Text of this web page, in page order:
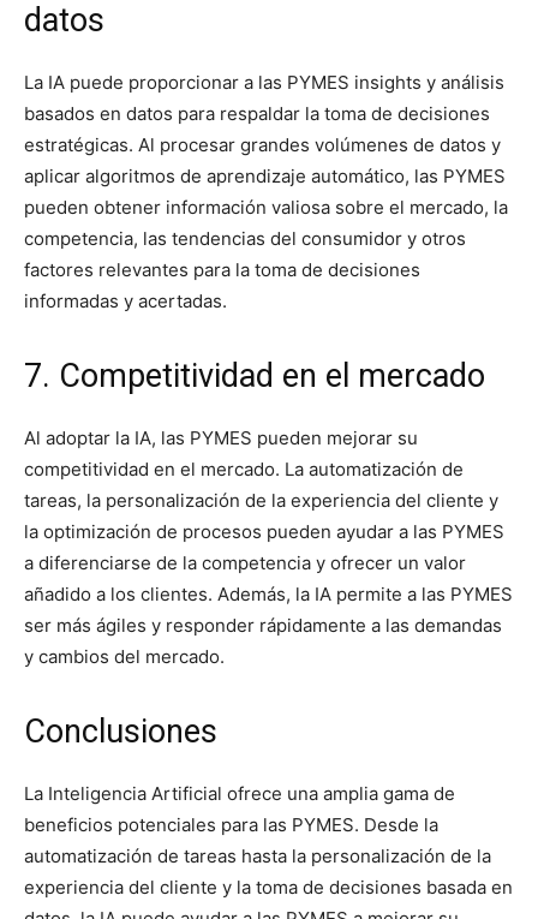
datos
La IA puede proporcionar a las PYMES insights y análisis
basados en datos para respaldar la toma de decisiones
estratégicas. Al procesar grandes volúmenes de datos y
aplicar algoritmos de aprendizaje automático, las PYMES
pueden obtener información valiosa sobre el mercado, la
competencia, las tendencias del consumidor y otros
factores relevantes para la toma de decisiones
informadas y acertadas.
7. Competitividad en el mercado
Al adoptar la IA, las PYMES pueden mejorar su
competitividad en el mercado. La automatización de
tareas, la personalización de la experiencia del cliente y
la optimización de procesos pueden ayudar a las PYMES
a diferenciarse de la competencia y ofrecer un valor
añadido a los clientes. Además, la IA permite a las PYMES
ser más ágiles y responder rápidamente a las demandas
y cambios del mercado.
Conclusiones
La Inteligencia Artificial ofrece una amplia gama de
beneficios potenciales para las PYMES. Desde la
automatización de tareas hasta la personalización de la
experiencia del cliente y la toma de decisiones basada en